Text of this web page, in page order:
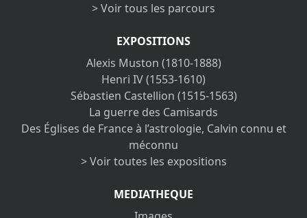
> Voir tous les parcours
EXPOSITIONS
Alexis Muston (1810-1888)
Henri IV (1553-1610)
Sébastien Castellion (1515-1563)
La guerre des Camisards
Des Églises de France à l’astrologie, Calvin connu et
méconnu
> Voir toutes les expositions
MEDIATHEQUE